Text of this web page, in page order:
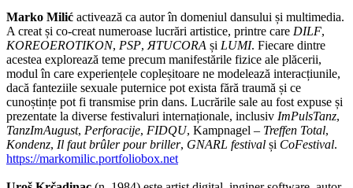
Marko Milić activează ca autor în domeniul dansului și multimedia.
A creat și co-creat numeroase lucrări artistice, printre care DILF,
KOREOEROTIKON, PSP, ЯTUCORA și LUMI. Fiecare dintre
acestea explorează teme precum manifestările fizice ale plăcerii,
modul în care experiențele copleșitoare ne modelează interacțiunile,
dacă fanteziile sexuale puternice pot exista fără traumă și ce
cunoștințe pot fi transmise prin dans. Lucrările sale au fost expuse și
prezentate la diverse festivaluri internaționale, inclusiv ImPulsTanz,
TanzImAugust, Perforacije, FIDQU, Kampnagel – Treffen Total,
Kondenz, Il faut brûler pour briller, GNARL festival și CoFestival.
https://markomilic.portfoliobox.net